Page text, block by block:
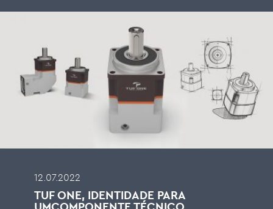
12.07.2022
TUF ONE, IDENTIDADE PARA